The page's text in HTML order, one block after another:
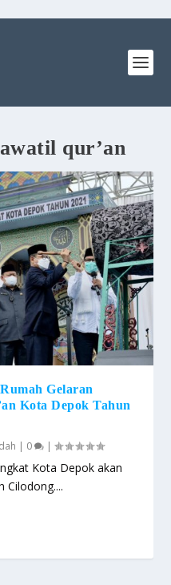
qur’an
Gelaran
Kota Depok Tahun
| 0 |
Kota Depok akan
Cilodong....